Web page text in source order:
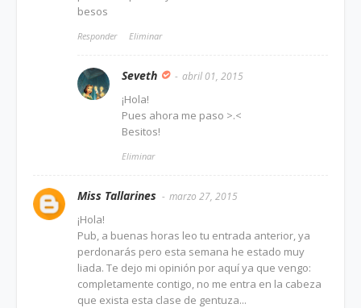
besos
Responder Eliminar
Seveth abril 01, 2015
¡Hola!
Pues ahora me paso >.<
Besitos!
Eliminar
Miss Tallarines marzo 27, 2015
¡Hola!
Pub, a buenas horas leo tu entrada anterior, ya
perdonarás pero esta semana he estado muy
liada. Te dejo mi opinión por aquí ya que vengo:
completamente contigo, no me entra en la cabeza
que exista esta clase de gentuza...